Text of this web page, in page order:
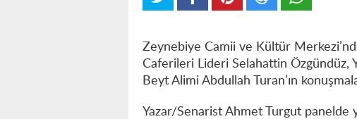
Zeynebiye Camii ve Kültür
Caferileri Lideri Selahattin Özgündüz,
Beyt Alimi Abdullah Turan’ın
Yazar/Senarist Ahmet Turgut panelde